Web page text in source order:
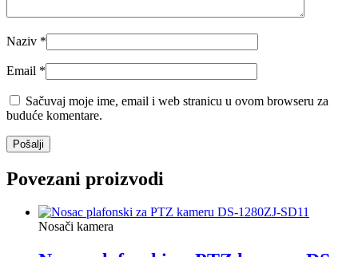
Naziv *
Email *
Sačuvaj moje ime, email i web stranicu u ovom browseru za
buduće komentare.
Povezani proizvodi
Nosači kamera